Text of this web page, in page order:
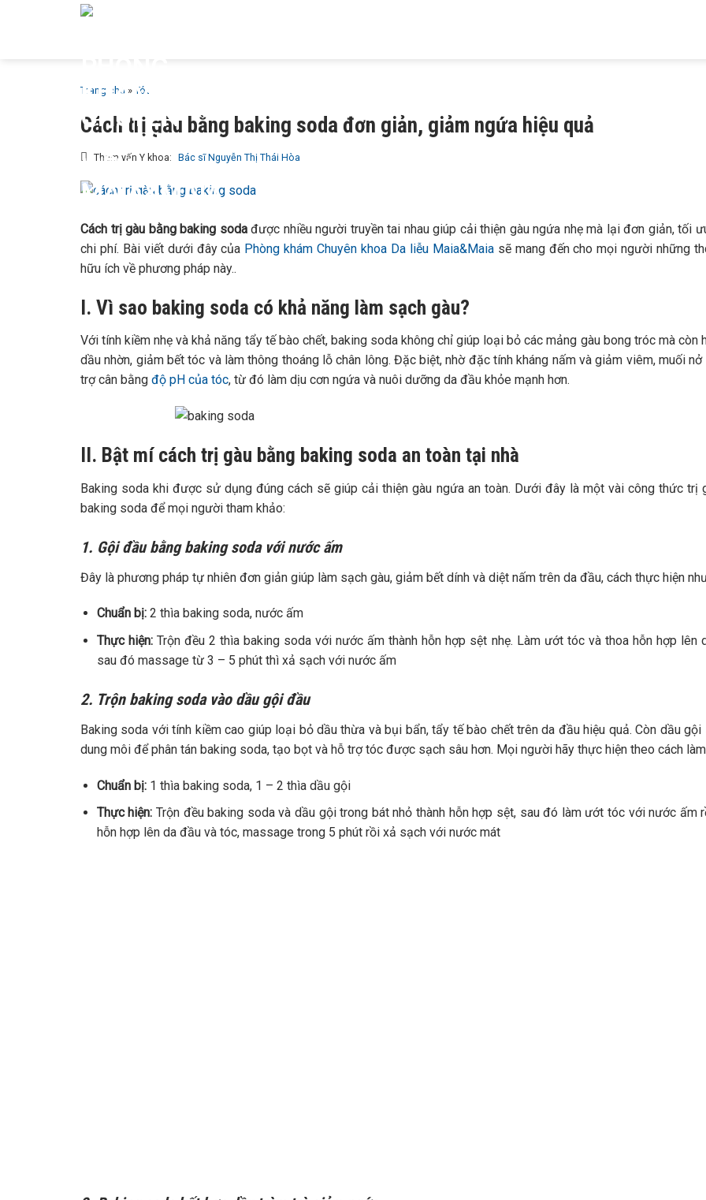
Trang chủ » Tóc
Cách trị gàu bằng baking soda đơn giản, giảm ngứa hiệu quả
Tham vấn Y khoa: Bác sĩ Nguyễn Thị Thái Hòa
Cách trị gàu bằng baking soda được nhiều người truyền tai nhau giúp cải thiện gàu ngứa nhẹ mà lại đơn giản, tối
chi phí. Bài viết dưới đây của Phòng khám Chuyên khoa Da liễu Maia&Maiasẽ mang đến cho mọi người những
hữu ích về phương pháp này..
I. Vì sao baking soda có khả năng làm sạch gàu?
Với tính kiềm nhẹ và khả năng tẩy tế bào chết, baking soda không chỉ giúp loại bỏ các mảng gàu bong tróc mà còn
dầu nhờn, giảm bết tóc và làm thông thoáng lỗ chân lông. Đặc biệt, nhờ đặc tính kháng nấm và giảm viêm, muối nở
trợ cân bằng độ pH của tóc, từ đó làm dịu cơn ngứa và nuôi dưỡng da đầu khỏe mạnh hơn.
II. Bật mí cách trị gàu bằng baking soda an toàn tại nhà
Baking soda khi được sử dụng đúng cách sẽ giúp cải thiện gàu ngứa an toàn. Dưới đây là một vài công thức trị
baking soda để mọi người tham khảo:
1. Gội đầu bằng baking soda với nước ấm
Đây là phương pháp tự nhiên đơn giản giúp làm sạch gàu, giảm bết dính và diệt nấm trên da đầu, cách thực hiện
Chuẩn bị: 2 thìa baking soda, nước ấm
Thực hiện: Trộn đều 2 thìa baking soda với nước ấm thành hỗn hợp sệt nhẹ. Làm ướt tóc và thoa hỗn hợp lên
sau đó massage từ 3 – 5 phút thì xả sạch với nước ấm
2. Trộn baking soda vào dầu gội đầu
Baking soda với tính kiềm cao giúp loại bỏ dầu thừa và bụi bẩn, tẩy tế bào chết trên da đầu hiệu quả. Còn dầu gội
dung môi để phân tán baking soda, tạo bọt và hỗ trợ tóc được sạch sâu hơn. Mọi người hãy thực hiện theo cách
Chuẩn bị: 1 thìa baking soda, 1 – 2 thìa dầu gội
Thực hiện:Trộn đều baking soda và dầu gội trong bát nhỏ thành hỗn hợp sệt, sau đó làm ướt tóc với nước ấm
hỗn hợp lên da đầu và tóc, massage trong 5 phút rồi xả sạch với nước mát